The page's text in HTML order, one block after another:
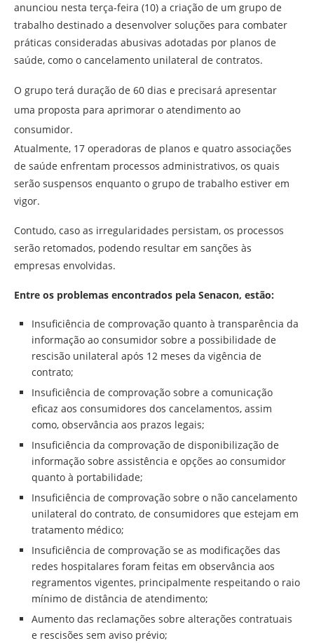
anunciou nesta terça-feira (10) a criação de um grupo de
trabalho destinado a desenvolver soluções para combater
práticas consideradas abusivas adotadas por planos de
saúde, como o cancelamento unilateral de contratos.
O grupo terá duração de 60 dias e precisará apresentar
uma proposta para aprimorar o atendimento ao
consumidor.
Atualmente, 17 operadoras de planos e quatro associações
de saúde enfrentam processos administrativos, os quais
serão suspensos enquanto o grupo de trabalho estiver em
vigor.
Contudo, caso as irregularidades persistam, os processos
serão retomados, podendo resultar em sanções às
empresas envolvidas.
Entre os problemas encontrados pela Senacon, estão:
Insuficiência de comprovação quanto à transparência da
informação ao consumidor sobre a possibilidade de
rescisão unilateral após 12 meses da vigência de
contrato;
Insuficiência de comprovação sobre a comunicação
eficaz aos consumidores dos cancelamentos, assim
como, observância aos prazos legais;
Insuficiência da comprovação de disponibilização de
informação sobre assistência e opções ao consumidor
quanto à portabilidade;
Insuficiência de comprovação sobre o não cancelamento
unilateral do contrato, de consumidores que estejam em
tratamento médico;
Insuficiência de comprovação se as modificações das
redes hospitalares foram feitas em observância aos
regramentos vigentes, principalmente respeitando o raio
mínimo de distância de atendimento;
Aumento das reclamações sobre alterações contratuais
e rescisões sem aviso prévio;